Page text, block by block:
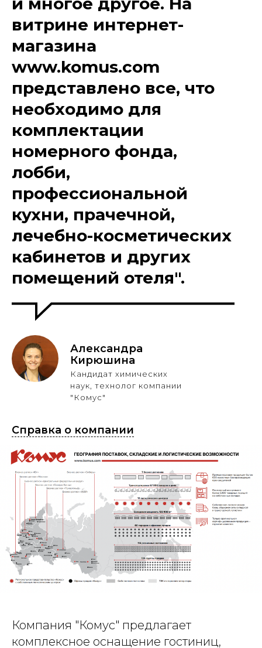
витрине интернет-
магазина
www.komus.com
представлено все, что
необходимо для
комплектации
номерного фонда,
лобби,
профессиональной
кухни, прачечной,
лечебно-косметических
кабинетов и других
помещений отеля".
Александра
Кирюшина
Кандидат химических
наук, технолог компании
"Комус"
Справка о компании
Компания "Комус" предлагает
комплексное оснащение гостиниц,